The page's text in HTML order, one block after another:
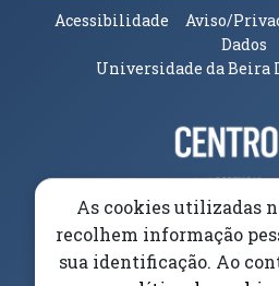
Acessibilidade Aviso/
Dados
Universidade da
Parceiros e
As cookies utilizadas
recolhem informação
sua identificação. Ao